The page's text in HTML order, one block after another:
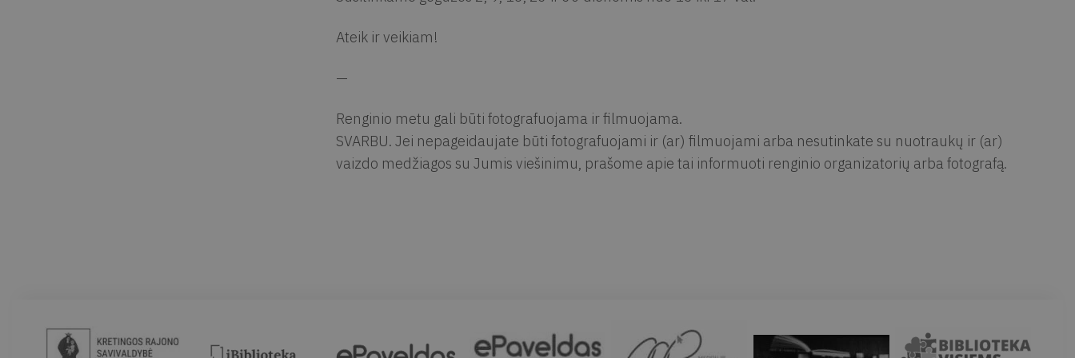
Ateik ir veikiam!
—
Renginio metu gali būti fotografuojama ir filmuojama.
SVARBU. Jei nepageidaujate būti fotografuojami ir (ar) filmuojami arba nesutinkate su nuotraukų ir (ar)
vaizdo medžiagos su Jumis viešinimu, prašome apie tai informuoti renginio organizatorių arba fotografą.